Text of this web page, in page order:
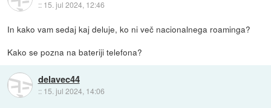
:: 15. jul 2024, 12:46
In kako vam sedaj kaj deluje, ko ni več nacionalnega roaminga?
Kako se pozna na bateriji telefona?
delavec44
:: 15. jul 2024, 14:06